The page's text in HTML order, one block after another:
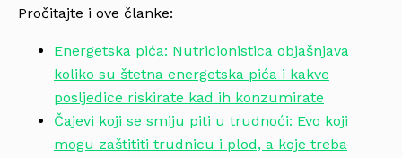
Pročitajte i ove članke:
Energetska pića: Nutricionistica objašnjava
koliko su štetna energetska pića i kakve
posljedice riskirate kad ih konzumirate
Čajevi koji se smiju piti u trudnoći: Evo koji
mogu zaštititi trudnicu i plod, a koje treba